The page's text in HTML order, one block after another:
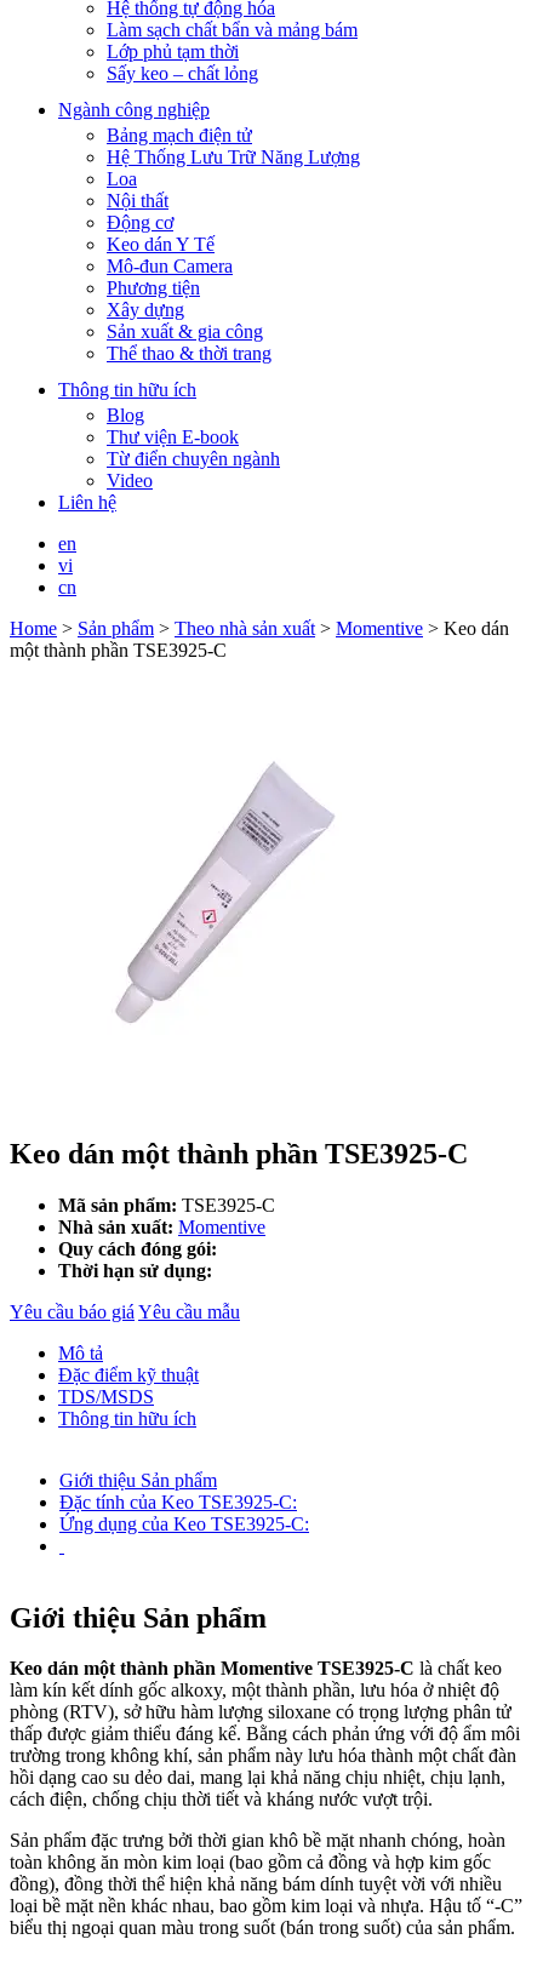
Hệ thống tự động hóa
Làm sạch chất bẩn và mảng bám
Lớp phủ tạm thời
Sấy keo – chất lỏng
Ngành công nghiệp
Bảng mạch điện tử
Hệ Thống Lưu Trữ Năng Lượng
Loa
Nội thất
Động cơ
Keo dán Y Tế
Mô-đun Camera
Phương tiện
Xây dựng
Sản xuất & gia công
Thể thao & thời trang
Thông tin hữu ích
Blog
Thư viện E-book
Từ điển chuyên ngành
Video
Liên hệ
en
vi
cn
Home > Sản phẩm > Theo nhà sản xuất > Momentive > Keo dán
một thành phần TSE3925-C
Keo dán một thành phần TSE3925-C
Mã sản phẩm: TSE3925-C
Nhà sản xuất: Momentive
Quy cách đóng gói:
Thời hạn sử dụng:
Yêu cầu báo giá Yêu cầu mẫu
Mô tả
Đặc điểm kỹ thuật
TDS/MSDS
Thông tin hữu ích
Giới thiệu Sản phẩm
Đặc tính của Keo TSE3925-C:
Ứng dụng của Keo TSE3925-C:
Giới thiệu Sản phẩm
Keo dán một thành phần Momentive TSE3925-C là chất keo
làm kín kết dính gốc alkoxy, một thành phần, lưu hóa ở nhiệt độ
phòng (RTV), sở hữu hàm lượng siloxane có trọng lượng phân tử
thấp được giảm thiểu đáng kể. Bằng cách phản ứng với độ ẩm môi
trường trong không khí, sản phẩm này lưu hóa thành một chất đàn
hồi dạng cao su dẻo dai, mang lại khả năng chịu nhiệt, chịu lạnh,
cách điện, chống chịu thời tiết và kháng nước vượt trội.
Sản phẩm đặc trưng bởi thời gian khô bề mặt nhanh chóng, hoàn
toàn không ăn mòn kim loại (bao gồm cả đồng và hợp kim gốc
đồng), đồng thời thể hiện khả năng bám dính tuyệt vời với nhiều
loại bề mặt nền khác nhau, bao gồm kim loại và nhựa. Hậu tố “-C”
biểu thị ngoại quan màu trong suốt (bán trong suốt) của sản phẩm.